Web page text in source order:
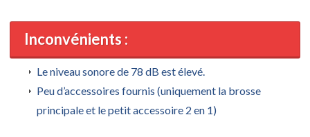
Inconvénients :
Le niveau sonore de 78 dB est élevé.
Peu d’accessoires fournis (uniquement la brosse
principale et le petit accessoire 2 en 1)